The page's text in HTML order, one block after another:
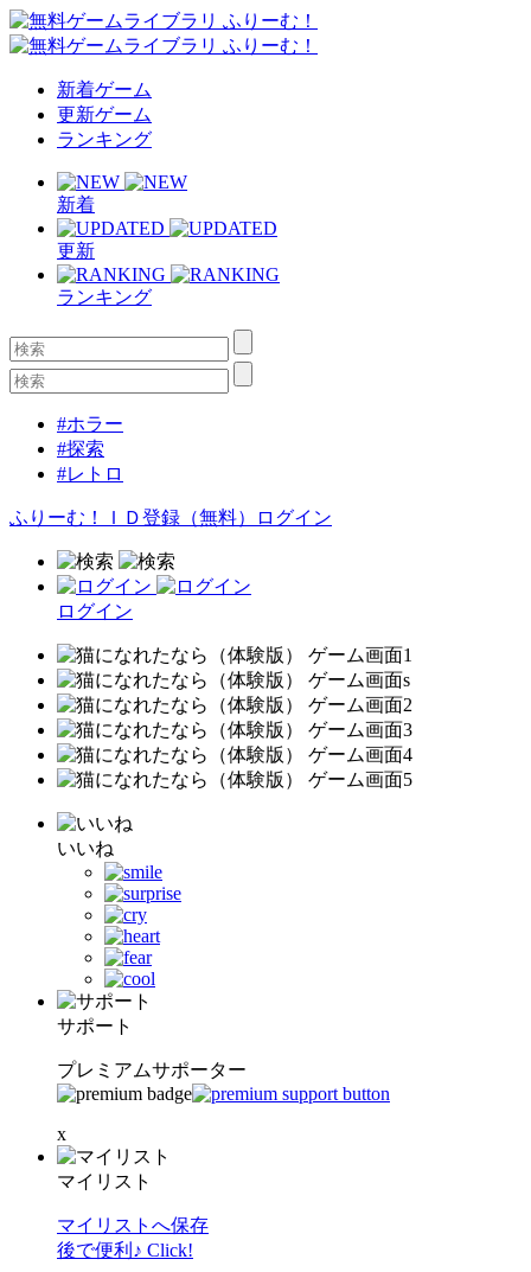
新着ゲーム
更新ゲーム
ランキング
新着
更新
ランキング
#ホラー
#探索
#レトロ
ふりーむ！ＩＤ登録（無料） ログイン
ログイン
いいね
サポート
プレミアムサポーター
x
マイリスト
マイリストへ保存
後で便利♪ Click!